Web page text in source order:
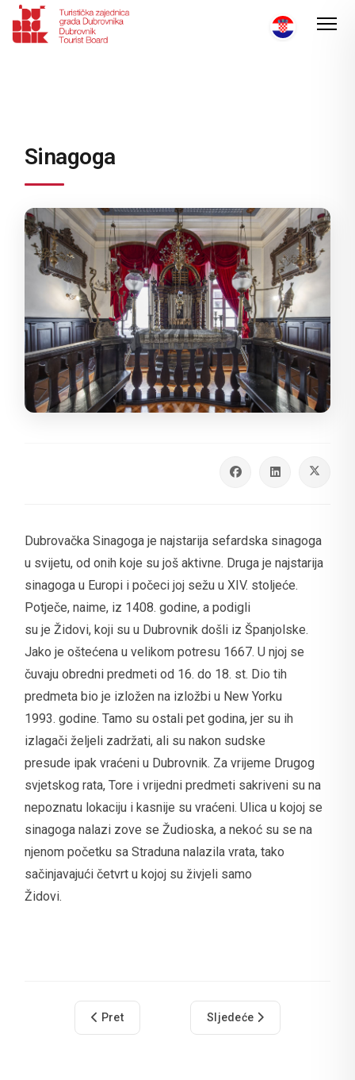
Sinagoga
Dubrovačka Sinagoga je najstarija sefardska sinagoga
u svijetu, od onih koje su još aktivne. Druga je najstarija
sinagoga u Europi i počeci joj sežu u XIV. stoljeće.
Potječe, naime, iz 1408. godine, a podigli
su je Židovi, koji su u Dubrovnik došli iz Španjolske.
Jako je oštećena u velikom potresu 1667. U njoj se
čuvaju obredni predmeti od 16. do 18. st. Dio tih
predmeta bio je izložen na izložbi u New Yorku
1993. godine. Tamo su ostali pet godina, jer su ih
izlagači željeli zadržati, ali su nakon sudske
presude ipak vraćeni u Dubrovnik. Za vrijeme Drugog
svjetskog rata, Tore i vrijedni predmeti sakriveni su na
nepoznatu lokaciju i kasnije su vraćeni. Ulica u kojoj se
sinagoga nalazi zove se Žudioska, a nekoć su se na
njenom početku sa Straduna nalazila vrata, tako
sačinjavajući četvrt u kojoj su živjeli samo
Židovi.
Prethodni članak: Crkva sv. Blagovijesti
Pret Sljedeći članak:
Sljedeće